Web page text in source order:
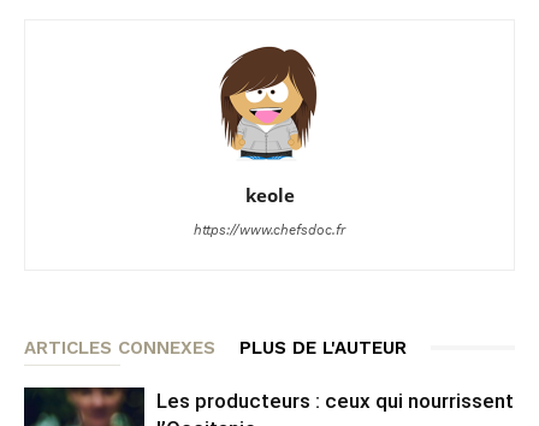
keole
https://www.chefsdoc.fr
ARTICLES CONNEXES PLUS DE L'AUTEUR
Les producteurs : ceux qui nourrissent